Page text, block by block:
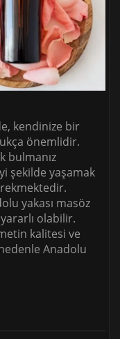
kendinize bir
önemlidir.
bulmanız
şekilde yaşamak
yakası masöz
olabilir.
kalitesi ve
Anadolu